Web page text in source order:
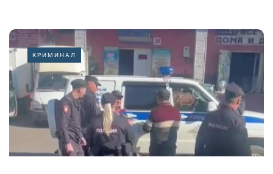
КРИМИНАЛ